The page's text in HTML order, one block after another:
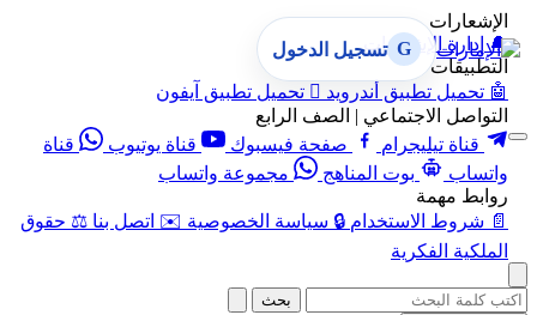
الإشعارات
🔔 إدارة الإشعارات
التطبيقات
🤖 تحميل تطبيق أندرويد  تحميل تطبيق آيفون
التواصل الاجتماعي | الصف الرابع
قناة تيليجرام
صفحة فيسبوك قناة يوتيوب
قناة
واتساب
بوت المناهج
مجموعة واتساب
روابط مهمة
📄 شروط الاستخدام 🔒 سياسة الخصوصية ✉️ اتصل بنا ⚖️ حقوق
الملكية الفكرية
G تسجيل الدخول
بحث